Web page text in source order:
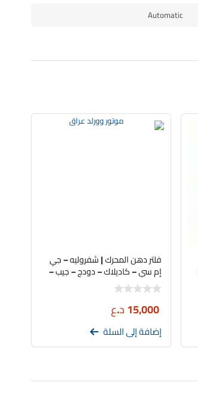
Automatic
فلتر دهن المحرك | شفروليه – جي
إم سي – كاديلاك – دودج – جيب –
رام | فلديكس | اصلي | 72234WS
15,000د.ع
إضافة إلى السلة